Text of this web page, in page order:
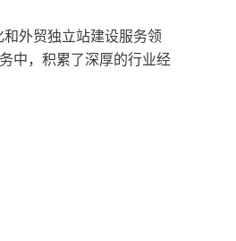
外贸独立站建设服务领
中，积累了深厚的行业经